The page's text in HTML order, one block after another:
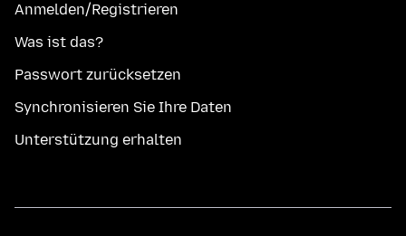
Anmelden/Registrieren
Was ist das?
Passwort zurücksetzen
Synchronisieren Sie Ihre Daten
Unterstützung erhalten